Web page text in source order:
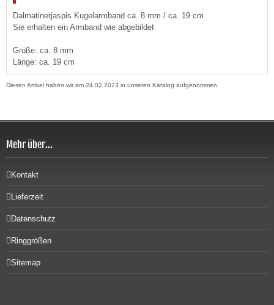
Dalmatinerjaspis Kugelarmband ca. 8 mm / ca. 19 cm
Sie erhalten ein Armband wie abgebildet
Größe: ca. 8 mm
Länge: ca. 19 cm
Diesen Artikel haben wir am 24.02.2023 in unseren Katalog aufgenommen.
Mehr über...
Kontakt
Lieferzeit
Datenschutz
Ringgrößen
Sitemap